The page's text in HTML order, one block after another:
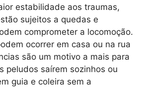
estabilidade aos traumas,
sujeitos a quedas e
comprometer a locomoção.
ocorrer em casa ou na rua
são um motivo a mais para
peludos saírem sozinhos ou
guia e coleira sem a